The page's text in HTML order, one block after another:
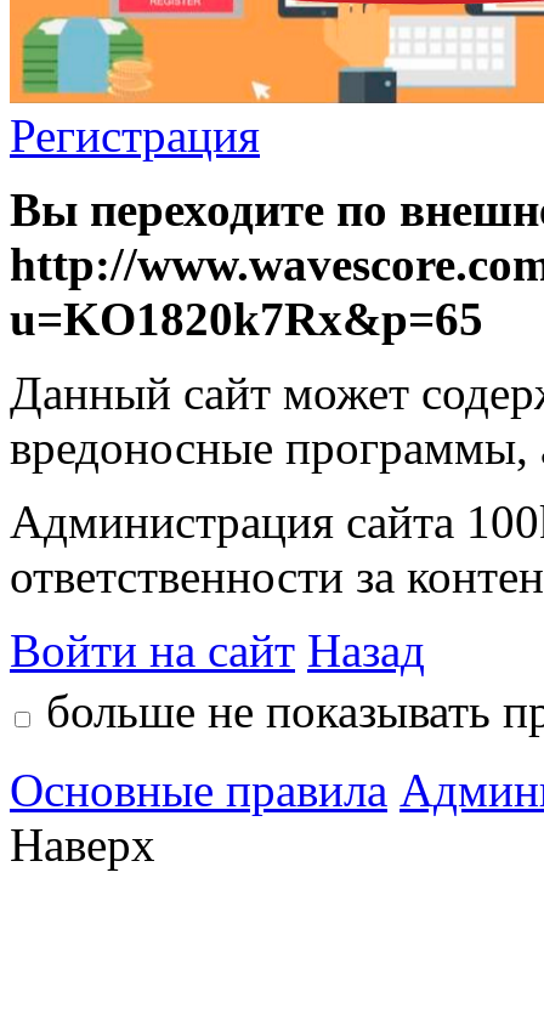
Регистрация
Вы переходите по
http://
u=KO1820k7Rx&p=65
Данный сайт может
вредоносные программы,
Администрация сайта
ответственности за
Войти на сайт Назад
больше не показывать
Основные правила
Наверх